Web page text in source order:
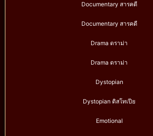
Documentary สารคดี
Documentary สารคดี
Drama ดราม่า
Drama ดราม่า
Dystopian
Dystopian ดิสโทเปีย
Emotional